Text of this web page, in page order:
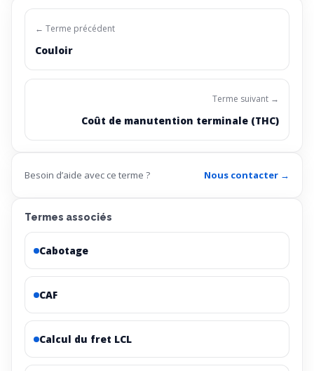
← Terme précédent
Couloir
Terme suivant →
Coût de manutention terminale (THC)
Besoin d’aide avec ce terme ? Nous contacter →
Termes associés
Cabotage
CAF
Calcul du fret LCL